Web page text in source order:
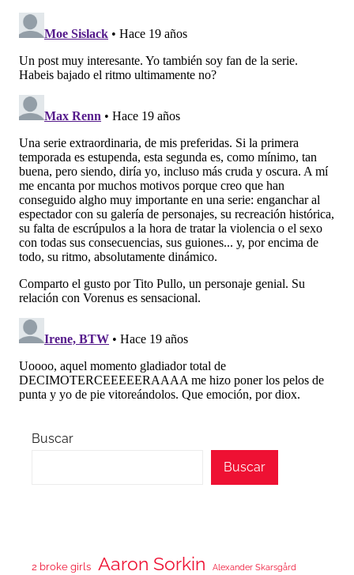
Buscar
Buscar
2 broke girls Aaron Sorkin Alexander Skarsgård